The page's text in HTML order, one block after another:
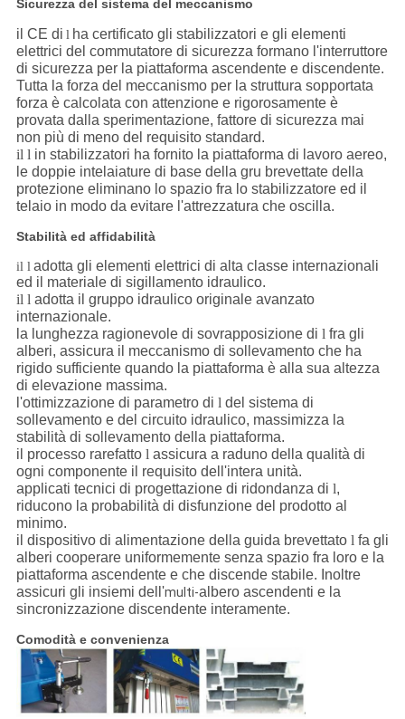
Sicurezza del sistema del meccanismo
il CE di l ha certificato gli stabilizzatori e gli elementi
elettrici del commutatore di sicurezza formano l'interruttore
di sicurezza per la piattaforma ascendente e discendente.
Tutta la forza del meccanismo per la struttura sopportata
forza è calcolata con attenzione e rigorosamente è
provata dalla sperimentazione, fattore di sicurezza mai
non più di meno del requisito standard.
il l in stabilizzatori ha fornito la piattaforma di lavoro aereo,
le doppie intelaiature di base della gru brevettate della
protezione eliminano lo spazio fra lo stabilizzatore ed il
telaio in modo da evitare l'attrezzatura che oscilla.
Stabilità ed affidabilità
il l adotta gli elementi elettrici di alta classe internazionali
ed il materiale di sigillamento idraulico.
il l adotta il gruppo idraulico originale avanzato
internazionale.
la lunghezza ragionevole di sovrapposizione di l fra gli
alberi, assicura il meccanismo di sollevamento che ha
rigido sufficiente quando la piattaforma è alla sua altezza
di elevazione massima.
l'ottimizzazione di parametro di l del sistema di
sollevamento e del circuito idraulico, massimizza la
stabilità di sollevamento della piattaforma.
il processo rarefatto l assicura a raduno della qualità di
ogni componente il requisito dell'intera unità.
applicati tecnici di progettazione di ridondanza di l,
riducono la probabilità di disfunzione del prodotto al
minimo.
il dispositivo di alimentazione della guida brevettato l fa gli
alberi cooperare uniformemente senza spazio fra loro e la
piattaforma ascendente e che discende stabile. Inoltre
assicuri gli insiemi dell'multi-albero ascendenti e la
sincronizzazione discendenteinteramente.
Comodità e convenienza